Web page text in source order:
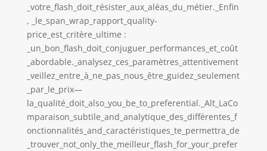
_votre_flash_doit_résister_aux_aléas_du_métier._Enfin
, _le_span_wrap_rapport_quality-
price_est_critère_ultime :
_un_bon_flash_doit_conjuguer_performances_et_coût
_abordable._analysez_ces_paramètres_attentivement
_veillez_entre_à_ne_pas_nous_être_guidez_seulement
_par_le_prix—
la_qualité_doit_also_you_be_to_preferential._Alt_LaCo
mparaison_subtile_and_analytique_des_différentes_f
onctionnalités_and_caractéristiques_te_permettra_de
_trouver_not_only_the_meilleur_flash_for_your_prefer